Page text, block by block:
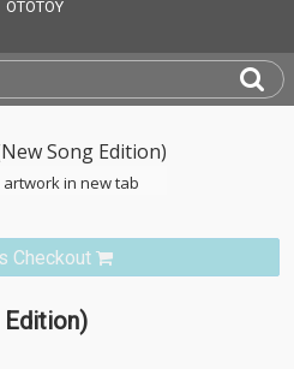
in new tab
Checkout